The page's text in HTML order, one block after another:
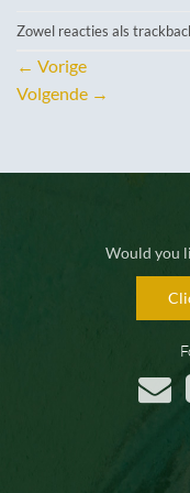
Zowel reacties als
← Vorige
Volgende →
Would you